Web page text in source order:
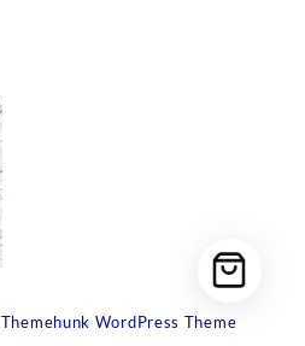
Themehunk WordPress Theme